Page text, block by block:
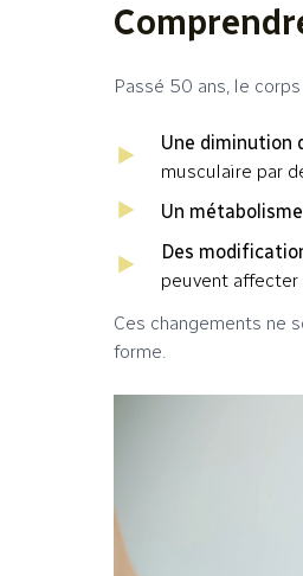
Passé 50 ans, le
Une diminution
musculaire par
Un
Des
peuvent affecter
Ces changements ne
forme.